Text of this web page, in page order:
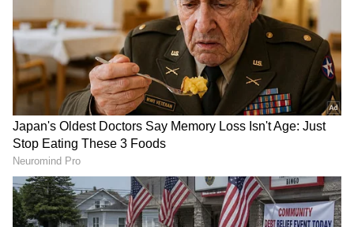
ಸಾಹಿತ್ಯ ಹಾಗೂ ಜನಜೀವನ, ಲೇಖಕರ ಸಮಸ್ಯೆಗಳು - ಗದ್ಯ
ಸಾಹಿತ್ಯ, ಕಾವ್ಯ, ನಾಟಕ, ಸಾಹಿತ್ಯ ಮತ್ತು ಪತ್ರಿಕೆಗಳು ಕುರಿತು
ಶಂಕರ ಮೊಕಾಶಿ ಪುಣೇಕರ್, ತ.ರಾ.ಸು, ಶಾಂತಿನಾಥ
ದೇಸಾಯಿ, ಜಿ.ಎಸ್.ಸಿದ್ದಲಿಂಗಯ್ಯ, ಡಾ ಹೆಚ್ ಕೆ ರಂಗನಾಥ್,
ರಾವ್ ಬಹದ್ದೂರ್ ವಿಚಾರ ಮಂಡಿಸಿದ್ದರು.
ಅಂದು ರಾತ್ರಿ ಜಾನಪದ ಕಲಾ ಪ್ರದರ್ಶನ ಮತ್ತು
ಕೆ.ವಿ.ಶಂಕರಗೌಡ ಮತ್ತು ಮಿತ್ರರಿಂದ ಪಾದುಕಾ ಕಿರೀಟಿ ನಾಟಕ
ಪ್ರದರ್ಶನ ನಡೆದಿತ್ತು. ಸಾಹಿತ್ಯ ಶಾಸ್ತ್ರ ಗೋಷ್ಠಿಯಲ್ಲಿ ವ್ಯಾಕರಣ
RECOMMENDED STORIES